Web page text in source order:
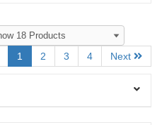
1 2 3 4 Next